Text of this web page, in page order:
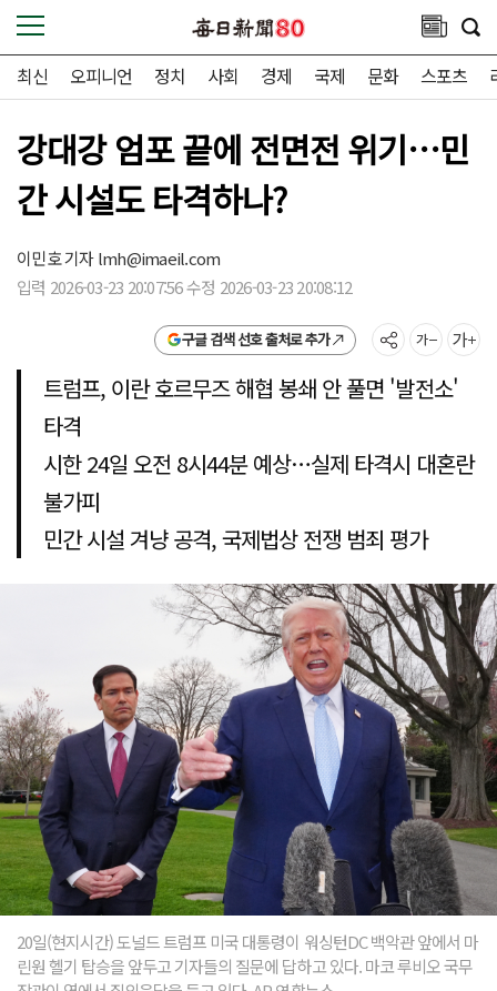
최신 오피니언 정치 사회 경제 국제 문화 스포츠
강대강 엄포 끝에 전면전 위기…민
간 시설도 타격하나?
이민호 기자lmh@imaeil.com
입력 2026-03-23 20:07:56 수정 2026-03-23 20:08:12
구글 검색 선호 출처로 추가
트럼프, 이란 호르무즈 해협 봉쇄 안 풀면 '발전소'
타격
시한 24일 오전 8시44분 예상…실제 타격시 대혼란
불가피
민간 시설 겨냥 공격, 국제법상 전쟁 범죄 평가
20일(현지시간) 도널드 트럼프 미국 대통령이 워싱턴DC 백악관 앞에서 마
린원 헬기 탑승을 앞두고 기자들의 질문에 답하고 있다. 마코 루비오 국무